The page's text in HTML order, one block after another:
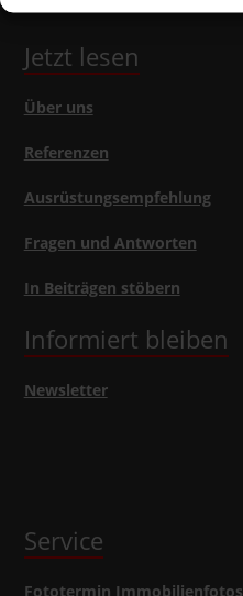
Jetzt lesen
Über uns
Referenzen
Ausrüstungsempfehlung
Fragen und Antworten
In Beiträgen stöbern
Informiert bleiben
Newsletter
Service
Fototermin Immobilienfotos